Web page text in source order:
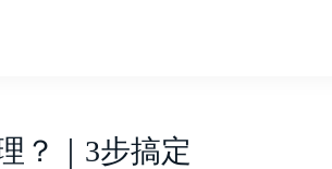
？｜3步搞定